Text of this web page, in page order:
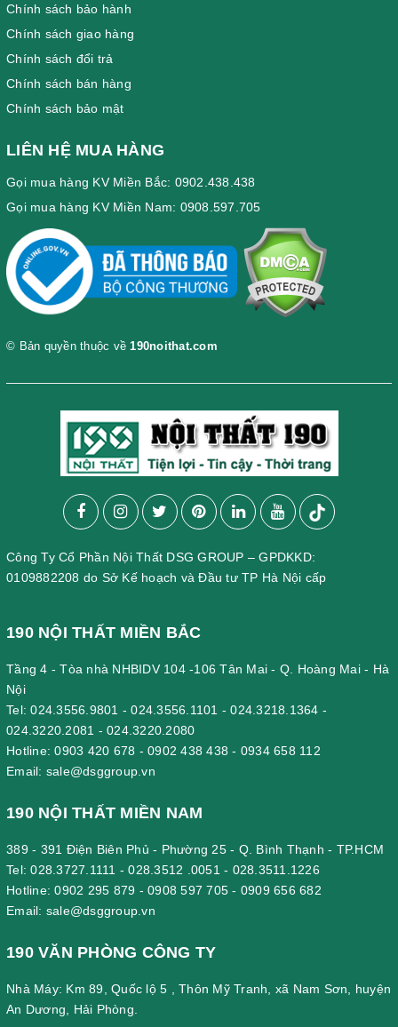
Chính sách bảo hành
Chính sách giao hàng
Chính sách đổi trả
Chính sách bán hàng
Chính sách bảo mật
LIÊN HỆ MUA HÀNG
Gọi mua hàng KV Miền Bắc: 0902.438.438
Gọi mua hàng KV Miền Nam: 0908.597.705
© Bản quyền thuộc về 190noithat.com
Công Ty Cổ Phần Nội Thất DSG GROUP – GPDKKD:
0109882208 do Sở Kế hoạch và Đầu tư TP Hà Nội cấp
190 NỘI THẤT MIỀN BẮC
Tầng 4 - Tòa nhà NHBIDV 104 -106 Tân Mai - Q. Hoàng Mai - Hà
Nội
Tel:024.3556.9801 -024.3556.1101 -024.3218.1364 -
024.3220.2081 - 024.3220.2080
Hotline:0903 420 678 - 0902 438 438 - 0934 658 112
Email: sale@dsggroup.vn
190 NỘI THẤT MIỀN NAM
389 - 391 Điện Biên Phủ - Phường 25 - Q. Bình Thạnh - TP.HCM
Tel:028.3727.1111 -028.3512 .0051 - 028.3511.1226
Hotline:0902 295 879 - 0908 597 705 - 0909 656 682
Email: sale@dsggroup.vn
190 VĂN PHÒNG CÔNG TY
Nhà Máy: Km 89, Quốc lộ 5 , Thôn Mỹ Tranh, xã Nam Sơn, huyện
An Dương, Hải Phòng.